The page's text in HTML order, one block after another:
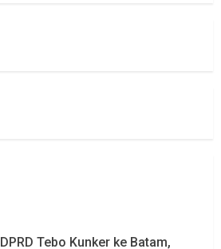
DPRD Tebo Kunker ke Batam,